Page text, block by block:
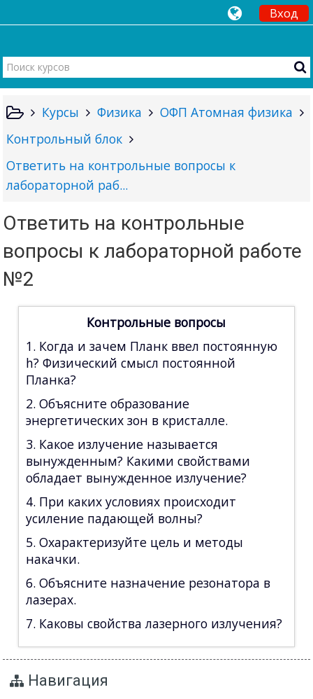
Вход
Курсы Физика
ОФП Атомная физика
Контрольный блок
Ответить на контрольные вопросы к
лабораторной раб...
Ответить на контрольные
вопросы к лабораторной работе
№2
Контрольные вопросы
1. Когда и зачем Планк ввел постоянную
h? Физический смысл постоянной
Планка?
2. Объясните образование
энергетических зон в кристалле.
3. Какое излучение называется
вынужденным? Какими свойствами
обладает вынужденное излучение?
4. При каких условиях происходит
усиление падающей волны?
5. Охарактеризуйте цель и методы
накачки.
6. Объясните назначение резонатора в
лазерах.
7. Каковы свойства лазерного излучения?
Навигация